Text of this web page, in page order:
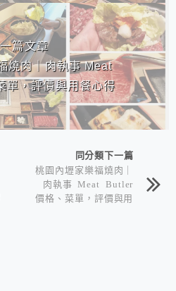
篇文章
燒肉｜肉執事 Meat
單，評價與用餐心得
同分類下一篇
桃園內壢家樂福燒肉｜
肉執事 Meat Butler
價格、菜單，評價與用